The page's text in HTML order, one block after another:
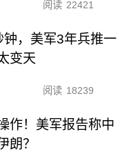
阅读 22421
钟，美军3年兵推一
变天
阅读 18239
作！美军报告称中
朗？